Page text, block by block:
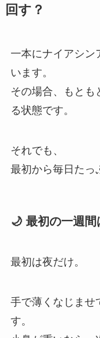
回す？
一本にナイアシン
います。
その場合、もとも
る状態です。
それでも、
最初から毎日たっ
🌙 最初の一週
最初は夜だけ。
手で薄くなじませ
す。